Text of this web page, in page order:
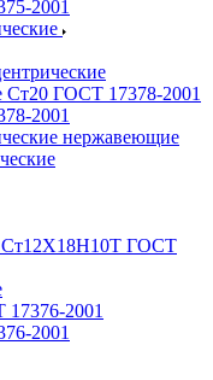
2001
ГОСТ 17378-2001
2001
нержавеющие
ГОСТ
2001
2001